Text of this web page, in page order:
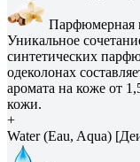
Парфюмерная
Уникальное
синтетических
одеколонах
аромата на коже от
кожи.
+
Water (Eau, Aqua)